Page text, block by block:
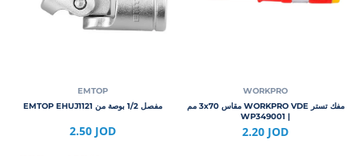
WORKPRO
مفك تستر WORKPRO VDE مقاس 3x70 مم
| WP349001
2.20 JOD
EMTOP
مفصل 1/2 بوصة من EMTOP EHUJ1121
2.50 JOD